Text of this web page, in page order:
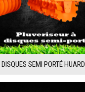
SEMI PORTÉ HUARD